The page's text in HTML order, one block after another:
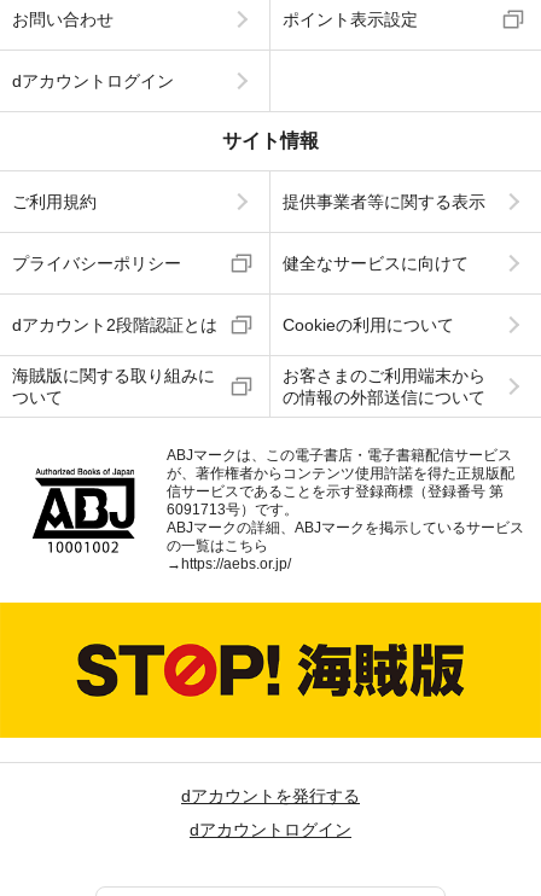
お問い合わせ ポイント表示設定
dアカウントログイン
サイト情報
ご利用規約 提供事業者等に関する表示
プライバシーポリシー 健全なサービスに向けて
dアカウント2段階認証とは Cookieの利用について
海賊版に関する取り組みに
ついて
お客さまのご利用端末から
の情報の外部送信について
ABJマークは、この電子書店・電子書籍配信サービス
が、著作権者からコンテンツ使用許諾を得た正規版配
信サービスであることを示す登録商標（登録番号 第
6091713号）です。
ABJマークの詳細、ABJマークを掲示しているサービス
の一覧はこちら
→ https://aebs.or.jp/
dアカウントを発行する
dアカウントログイン